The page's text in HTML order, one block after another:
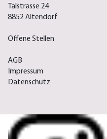
Talstrasse 24
8852 Altendorf
Offene Stellen
AGB
Impressum
Datenschutz